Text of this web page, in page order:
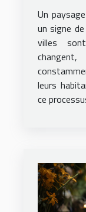
Un
un signe
villes
leurs
ce